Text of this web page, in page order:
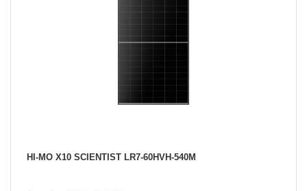
HI-MO X10 SCIENTIST LR7-60HVH-540M